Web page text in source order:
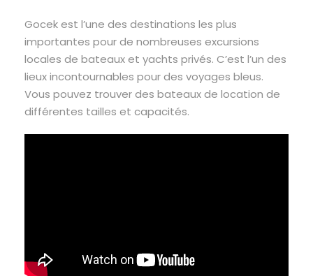
Gocek est l’une des destinations les plus
importantes pour de nombreuses excursions
locales de bateaux et yachts privés. C’est l’un des
lieux incontournables pour des voyages bleus.
Vous pouvez trouver des bateaux de location de
différentes tailles et capacités.